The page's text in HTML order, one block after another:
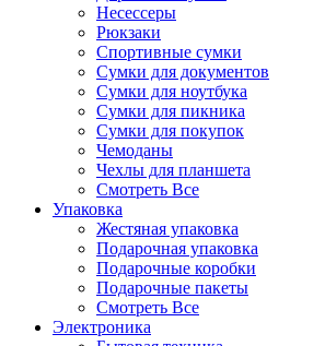
Несессеры
Рюкзаки
Спортивные сумки
Сумки для документов
Сумки для ноутбука
Сумки для пикника
Сумки для покупок
Чемоданы
Чехлы для планшета
Смотреть Все
Упаковка
Жестяная упаковка
Подарочная упаковка
Подарочные коробки
Подарочные пакеты
Смотреть Все
Электроника